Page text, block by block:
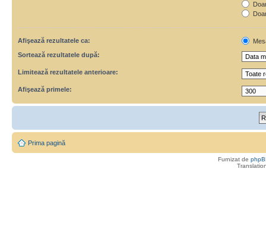
Afişează rezultatele ca:
Sortează rezultatele după:
Limitează rezultatele anterioare:
Afişează primele:
Prima pagină
Furnizat de